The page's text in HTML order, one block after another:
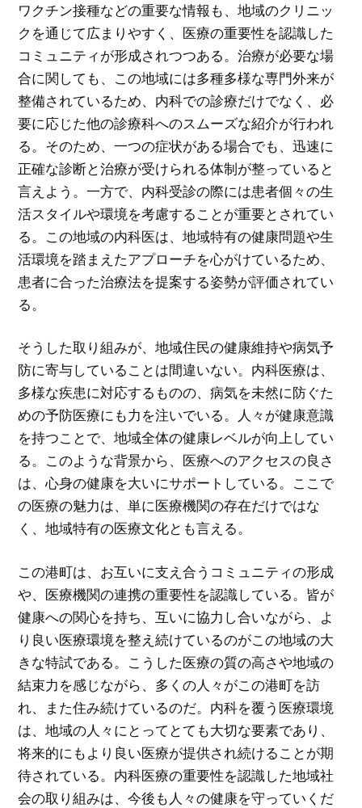
ワクチン接種などの重要な情報も、地域のクリニッ
クを通じて広まりやすく、医療の重要性を認識した
コミュニティが形成されつつある。治療が必要な場
合に関しても、この地域には多種多様な専門外来が
整備されているため、内科での診療だけでなく、必
要に応じた他の診療科へのスムーズな紹介が行われ
る。そのため、一つの症状がある場合でも、迅速に
正確な診断と治療が受けられる体制が整っていると
言えよう。一方で、内科受診の際には患者個々の生
活スタイルや環境を考慮することが重要とされてい
る。この地域の内科医は、地域特有の健康問題や生
活環境を踏まえたアプローチを心がけているため、
患者に合った治療法を提案する姿勢が評価されてい
る。
そうした取り組みが、地域住民の健康維持や病気予
防に寄与していることは間違いない。内科医療は、
多様な疾患に対応するものの、病気を未然に防ぐた
めの予防医療にも力を注いでいる。人々が健康意識
を持つことで、地域全体の健康レベルが向上してい
る。このような背景から、医療へのアクセスの良さ
は、心身の健康を大いにサポートしている。ここで
の医療の魅力は、単に医療機関の存在だけではな
く、地域特有の医療文化とも言える。
この港町は、お互いに支え合うコミュニティの形成
や、医療機関の連携の重要性を認識している。皆が
健康への関心を持ち、互いに協力し合いながら、よ
り良い医療環境を整え続けているのがこの地域の大
きな特試である。こうした医療の質の高さや地域の
結束力を感じながら、多くの人々がこの港町を訪
れ、また住み続けているのだ。内科を覆う医療環境
は、地域の人々にとってとても大切な要素であり、
将来的にもより良い医療が提供され続けることが期
待されている。内科医療の重要性を認識した地域社
会の取り組みは、今後も人々の健康を守っていくだ